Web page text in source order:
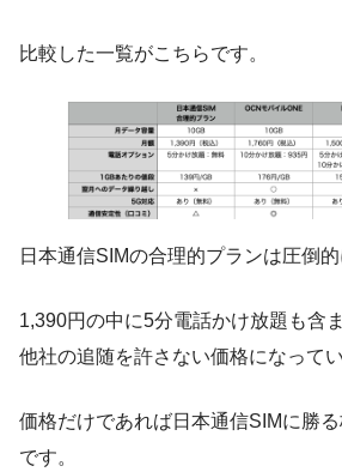
比較した一覧がこちらです。
日本通信SIMの合理的プランは圧倒的
1,390円の中に5分電話かけ放題も含
他社の追随を許さない価格になってい
価格だけであれば日本通信SIMに勝
です。